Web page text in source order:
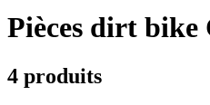
Pièces dirt
4 produits